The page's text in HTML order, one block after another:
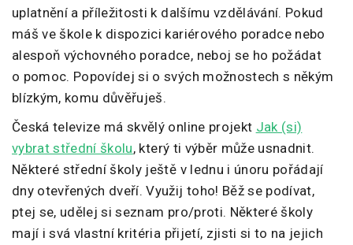
uplatnění a příležitosti k dalšímu vzdělávání. Pokud
máš ve škole k dispozici kariérového poradce nebo
alespoň výchovného poradce, neboj se ho požádat
o pomoc. Popovídej si o svých možnostech s někým
blízkým, komu důvěřuješ.
Česká televize má skvělý online projekt Jak (si)
vybrat střední školu, který ti výběr může usnadnit.
Některé střední školy ještě v lednu i únoru pořádají
dny otevřených dveří. Využij toho! Běž se podívat,
ptej se, udělej si seznam pro/proti. Některé školy
mají i svá vlastní kritéria přijetí, zjisti si to na jejich